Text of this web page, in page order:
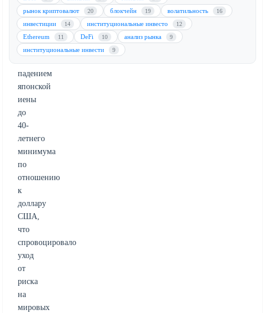
000.
Нисходящее
движение
совпадает
падением
японской
иены
до
40-
летнего
минимума
по
отношению
к
доллару
США,
что
спровоцировало
уход
от
риска
на
мировых
рынок криптовалют 20 блокчейн 19 волатильность 16
инвестиции 14 институциональные инвесто 12
Ethereum 11 DeFi 10 анализ рынка 9
институциональные инвести 9